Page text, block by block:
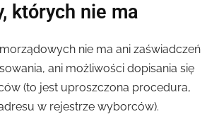
których nie ma
nie ma ani zaświadczeń
ani możliwości dopisania się
(to jest uproszczona procedura,
w rejestrze wyborców).